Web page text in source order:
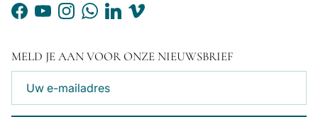
Facebook
YouTubeInstagramWhatsApp
LinkedInVimeo
MELD JE AAN VOOR ONZE NIEUWSBRIEF